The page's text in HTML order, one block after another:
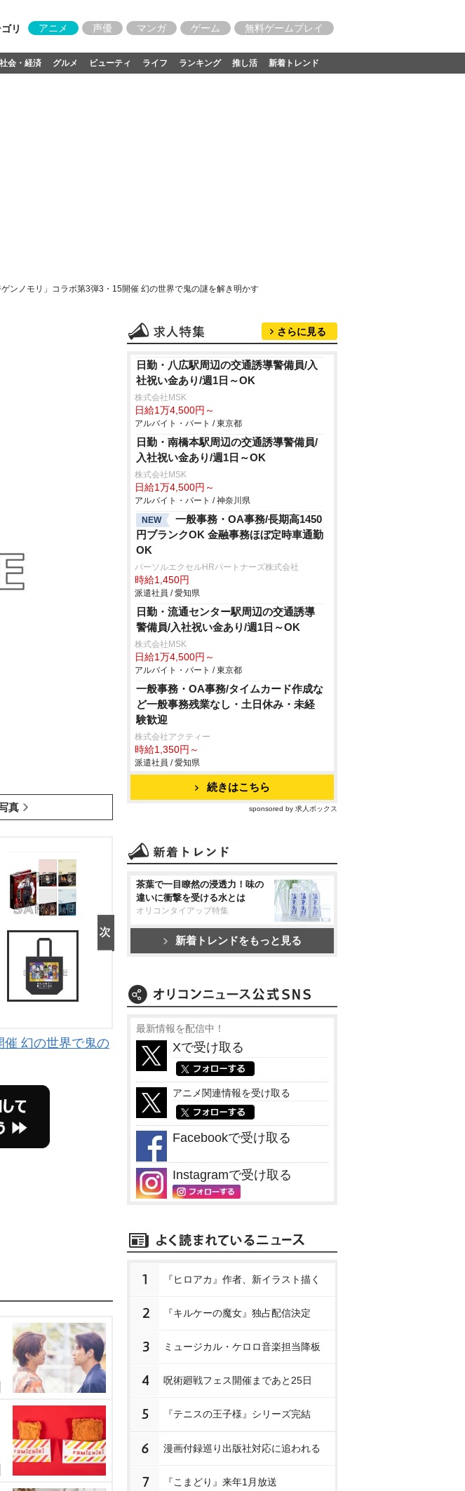
リ アニメ 声優 マンガ ゲーム 無料ゲームプレイ
社会・経済 グルメ ビューティ ライフ ランキング 推し活 新着トレンド
ゲンノモリ」コラボ第3弾3・15開催 幻の世界で鬼の謎を解き明かす
真
催 幻の世界で鬼の
さらに見る
日勤・八広駅周辺の交通誘導警備員/入
社祝い金あり/週1日～OK
株式会社MSK
日給1万4,500円～
アルバイト・パート / 東京都
日勤・南橋本駅周辺の交通誘導警備員/
入社祝い金あり/週1日～OK
株式会社MSK
日給1万4,500円～
アルバイト・パート / 神奈川県
NEW
一般事務・OA事務/長期高1450
円ブランクOK 金融事務ほぼ定時車通勤
OK
パーソルエクセルHRパートナーズ株式会社
時給1,450円
派遣社員 / 愛知県
日勤・流通センター駅周辺の交通誘導
警備員/入社祝い金あり/週1日～OK
株式会社MSK
日給1万4,500円～
アルバイト・パート / 東京都
一般事務・OA事務/タイムカード作成な
ど一般事務残業なし・土日休み・未経
験歓迎
株式会社アクティー
時給1,350円～
派遣社員 / 愛知県
続きはこちら
sponsored by 求人ボックス
茶葉で一目瞭然の浸透力！味の
違いに衝撃を受ける水とは
オリコンタイアップ特集
新着トレンドをもっと見る
最新情報を配信中！
Xで受け取る
アニメ関連情報を受け取る
Facebookで受け取る
Instagramで受け取る
1 『ヒロアカ』作者、新イラスト描く
2 『キルケーの魔女』独占配信決定
3 ミュージカル・ケロロ音楽担当降板
4 呪術廻戦フェス開催まであと25日
5 『テニスの王子様』シリーズ完結
6 漫画付録巡り出版社対応に追われる
7 『こまどり』来年1月放送